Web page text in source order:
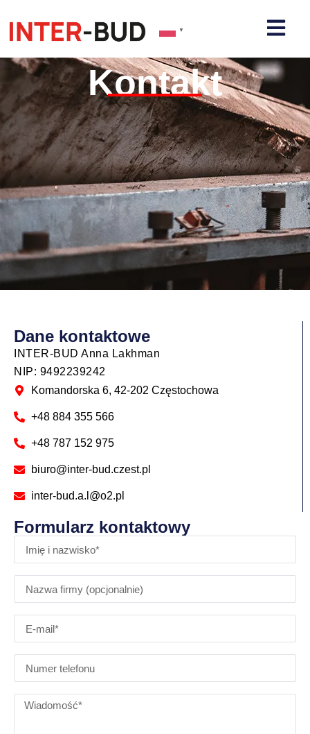
▼
Kontakt
Formularz kontaktowy
Dane kontaktowe
INTER-BUD Anna Lakhman
NIP: 9492239242
Komandorska 6, 42-202 Częstochowa
+48 884 355 566
+48 787 152 975
biuro@inter-bud.czest.pl
inter-bud.a.l@o2.pl